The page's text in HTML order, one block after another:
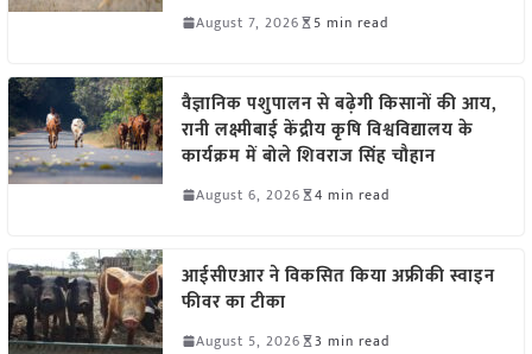
August 7, 2026 5 min read
वैज्ञानिक पशुपालन से बढ़ेगी किसानों की आय,
रानी लक्ष्मीबाई केंद्रीय कृषि विश्वविद्यालय के
कार्यक्रम में बोले शिवराज सिंह चौहान
August 6, 2026 4 min read
आईसीएआर ने विकसित किया अफ्रीकी स्वाइन
फीवर का टीका
August 5, 2026 3 min read